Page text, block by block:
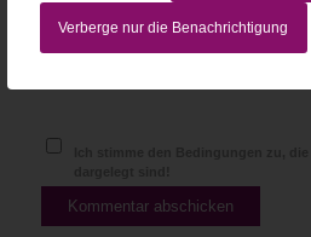
Verberge nur die Benachrichtigung